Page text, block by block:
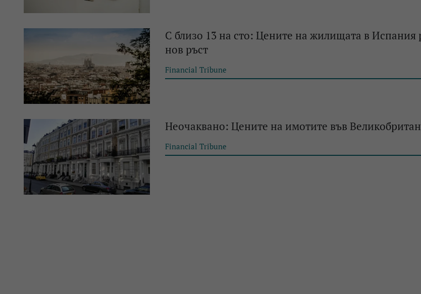
С близо 13 на сто: Цените на жилищата в Испания
нов ръст
Financial Tribune
Неочаквано: Цените на имотите във
Financial Tribune